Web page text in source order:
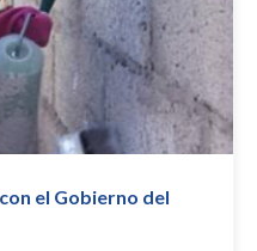
el Gobierno del